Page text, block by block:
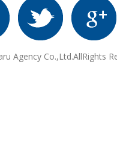
Agency Co.,Ltd.AllRights